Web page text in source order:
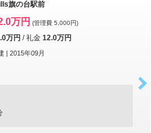
旗の台駅前
万円 (管理費 5,000円)
万円 /礼金 12.0万円
| 2015年09月